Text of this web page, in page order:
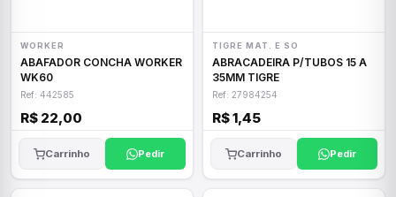
WORKER
ABAFADOR CONCHA WORKER
WK60
Ref: 442585
R$ 22,00
Carrinho Pedir
TIGRE MAT. E SO
ABRACADEIRA P/TUBOS 15 A
35MM TIGRE
Ref: 27984254
R$ 1,45
Carrinho Pedir